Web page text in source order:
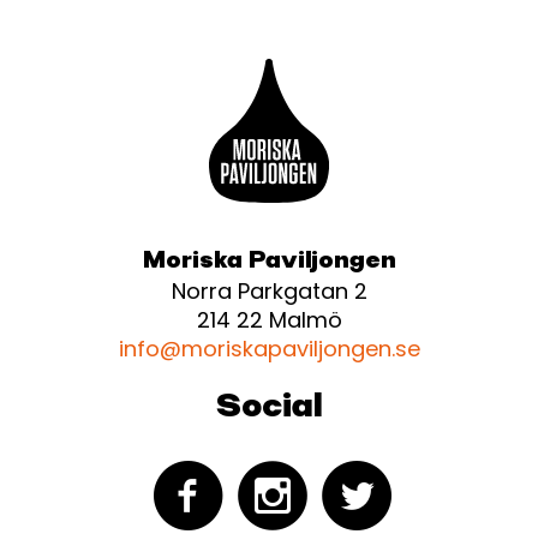
Moriska Paviljongen
Norra Parkgatan 2
214 22 Malmö
info@moriskapaviljongen.se
Social